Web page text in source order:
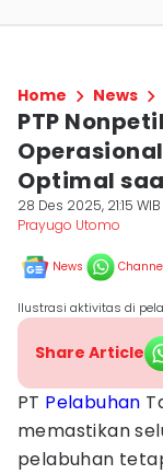
Home News
PTP
Optimal
28 Des 2025, 21:15 WIB
Prayugo Utomo
News
Ilustrasi aktivitas di
Share Article
PT Pelabuhan
memastikan
pelabuhan